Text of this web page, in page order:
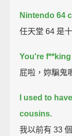
Nintendo 64
任天堂 64 是
You're
屁啦，妳騙鬼
I used to
cousins.
我以前有 33